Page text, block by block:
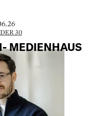
30
MEDIENHAUS